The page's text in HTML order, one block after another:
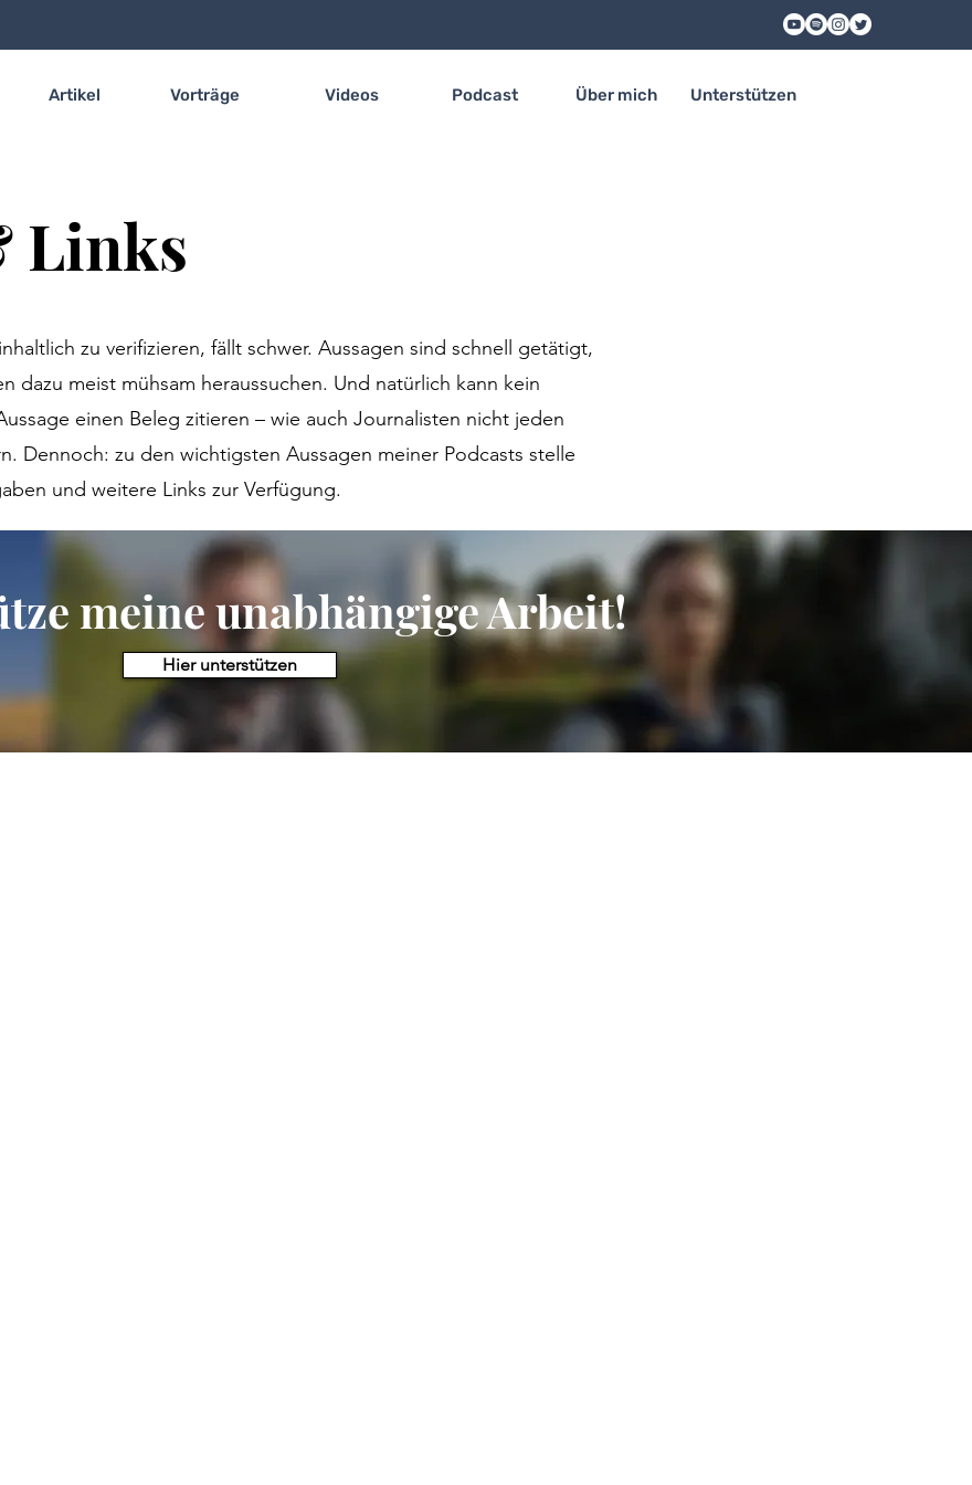
Artikel Vorträge Videos Podcast Über mich Unterstützen
Links
zu verifizieren, fällt schwer. Aussagen sind schnell getätigt,
dazu meist mühsam heraussuchen. Und natürlich kann kein
einen Beleg zitieren – wie auch Journalisten nicht jeden
Dennoch: zu den wichtigsten Aussagen meiner Podcasts stelle
und weitere Links zur Verfügung.
Websites übernehme ich keine Gewähr.
meine unabhängige Arbeit!
Hier unterstützen